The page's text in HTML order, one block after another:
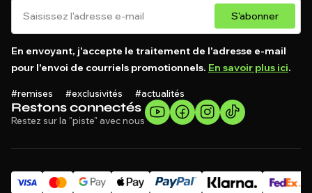
Restons connectés
Restez sur la "piste" avec nous
S'abonner
En envoyant, j'accepte le traitement de l'adresse e-mail
pour l'envoi de courriels promotionnels. En savoir plus ici.
#remises #exclusivités #actualités